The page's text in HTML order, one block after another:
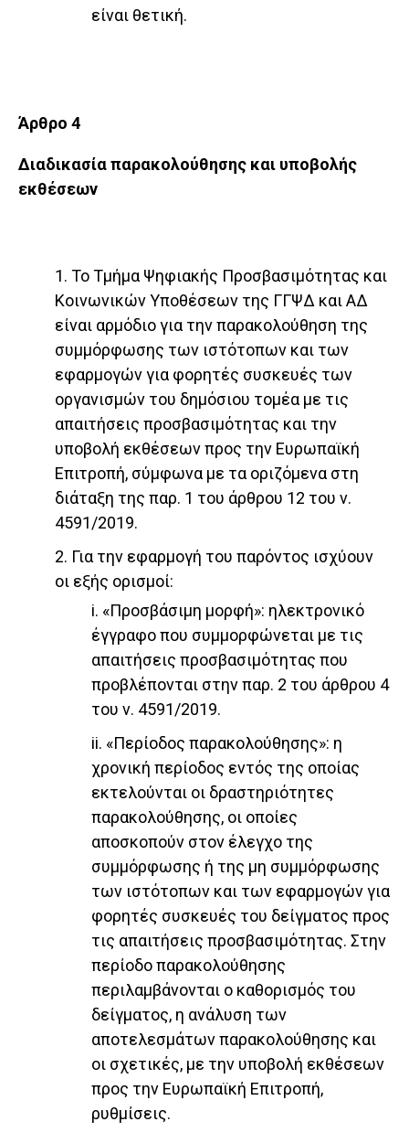
είναι θετική.
Άρθρο 4
Διαδικασία παρακολούθησης και υποβολής
εκθέσεων
1. Το Τμήμα Ψηφιακής Προσβασιμότητας και
Κοινωνικών Υποθέσεων της ΓΓΨΔ και ΑΔ
είναι αρμόδιο για την παρακολούθηση της
συμμόρφωσης των ιστότοπων και των
εφαρμογών για φορητές συσκευές των
οργανισμών του δημόσιου τομέα με τις
απαιτήσεις προσβασιμότητας και την
υποβολή εκθέσεων προς την Ευρωπαϊκή
Επιτροπή, σύμφωνα με τα οριζόμενα στη
διάταξη της παρ. 1 του άρθρου 12 του ν.
4591/2019.
2. Για την εφαρμογή του παρόντος ισχύουν
οι εξής ορισμοί:
i. «Προσβάσιμη μορφή»: ηλεκτρονικό
έγγραφο που συμμορφώνεται με τις
απαιτήσεις προσβασιμότητας που
προβλέπονται στην παρ. 2 του άρθρου 4
του ν. 4591/2019.
ii. «Περίοδος παρακολούθησης»: η
χρονική περίοδος εντός της οποίας
εκτελούνται οι δραστηριότητες
παρακολούθησης, οι οποίες
αποσκοπούν στον έλεγχο της
συμμόρφωσης ή της μη συμμόρφωσης
των ιστότοπων και των εφαρμογών για
φορητές συσκευές του δείγματος προς
τις απαιτήσεις προσβασιμότητας. Στην
περίοδο παρακολούθησης
περιλαμβάνονται ο καθορισμός του
δείγματος, η ανάλυση των
αποτελεσμάτων παρακολούθησης και
οι σχετικές, με την υποβολή εκθέσεων
προς την Ευρωπαϊκή Επιτροπή,
ρυθμίσεις.